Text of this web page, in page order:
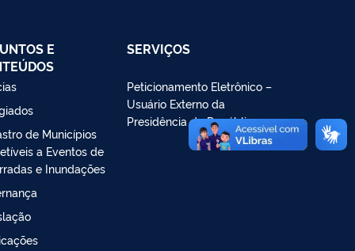
E
de Municípios
a Eventos de
e Inundações
SERVIÇOS
Peticionamento Eletrônico –
Usuário Externo da
Presidência da República